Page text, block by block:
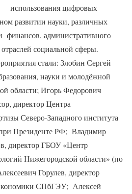
использования цифровых
развитии науки, различных
административного
социальной сферы.
стали: Злобин Сергей
науки и молодёжной
области; Игорь Федорович
директор Центра
Северо-Западного института
Президенте РФ; Владимир
директор ГБОУ «Центр
Нижегородской области» (по
Горулев, директор
СПбГЭУ; Алексей